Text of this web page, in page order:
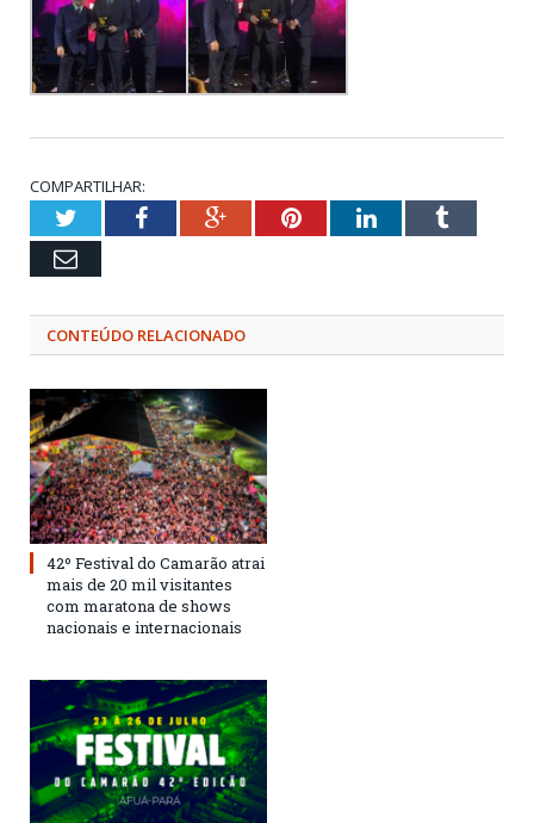
COMPARTILHAR:
TwitterFacebookGoogle+PinterestLinkedInTumblr
Email
CONTEÚDO RELACIONADO
42º Festival do Camarão atrai
mais de 20 mil visitantes
com maratona de shows
nacionais e internacionais